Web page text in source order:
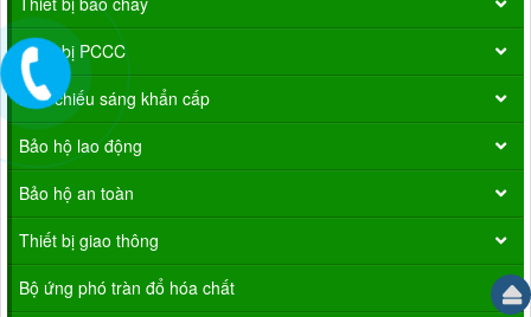
Thiết bị PCCC
Đèn chiếu sáng khẩn cấp
Bảo hộ lao động
Bảo hộ an toàn
Thiết bị giao thông
Bộ ứng phó tràn đổ hóa chất